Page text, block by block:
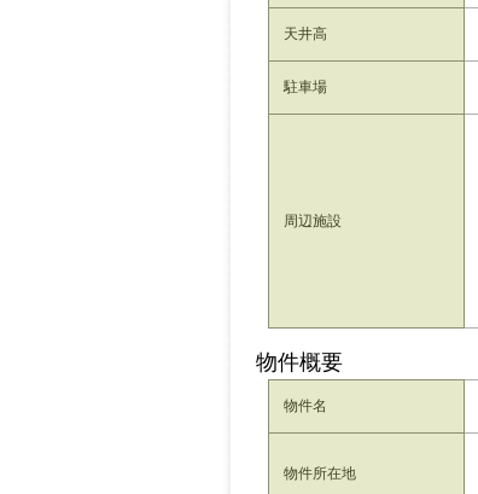
天井高
駐車場
周辺施設
物件概要
物件名
物件所在地